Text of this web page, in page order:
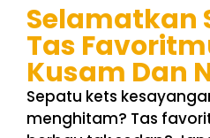
Selamatkan
Tas
Kusam Dan
Sepatu kets
menghitam? Tas